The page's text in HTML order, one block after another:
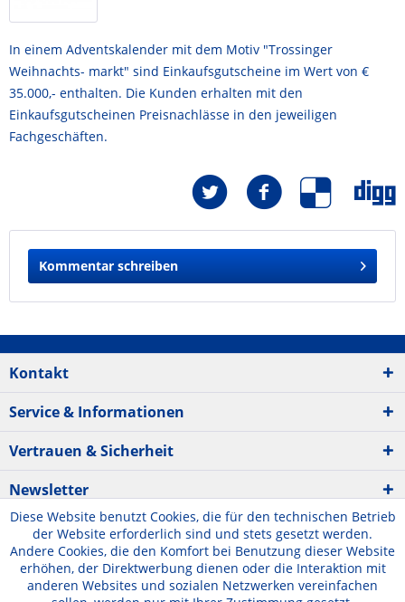
In einem Adventskalender mit dem Motiv "Trossinger
Weihnachts- markt" sind Einkaufsgutscheine im Wert von €
35.000,- enthalten. Die Kunden erhalten mit den
Einkaufsgutscheinen Preisnachlässe in den jeweiligen
Fachgeschäften.
Kommentar schreiben
Kontakt
Service & Informationen
Vertrauen & Sicherheit
Newsletter
Diese Website benutzt Cookies, die für den technischen Betrieb
der Website erforderlich sind und stets gesetzt werden.
Andere Cookies, die den Komfort bei Benutzung dieser Website
erhöhen, der Direktwerbung dienen oder die Interaktion mit
anderen Websites und sozialen Netzwerken vereinfachen